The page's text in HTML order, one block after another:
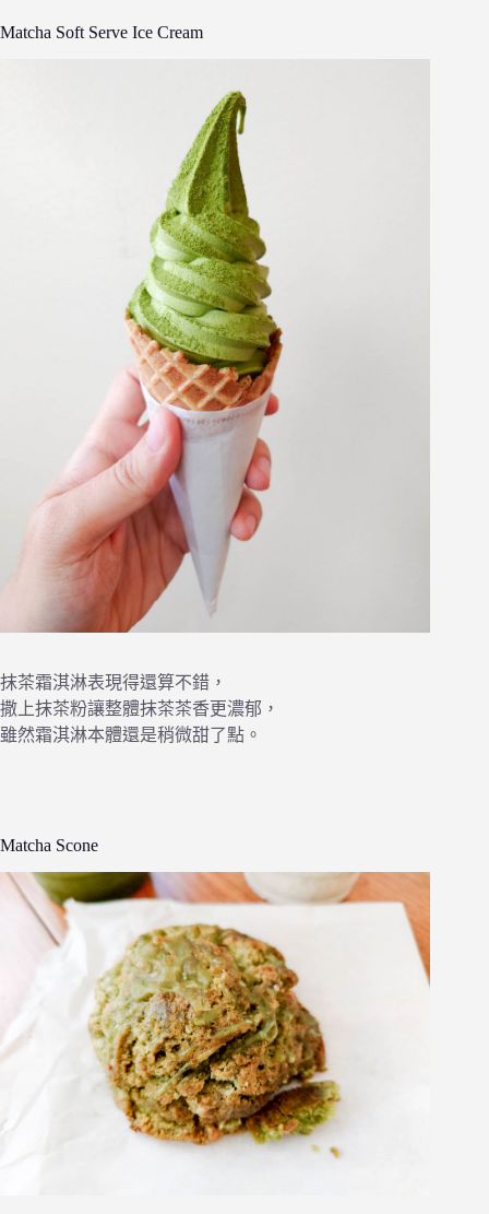
Matcha Soft Serve Ice Cream
抹茶霜淇淋表現得還算不錯，
撒上抹茶粉讓整體抹茶茶香更濃郁，
雖然霜淇淋本體還是稍微甜了點。
Matcha Scone